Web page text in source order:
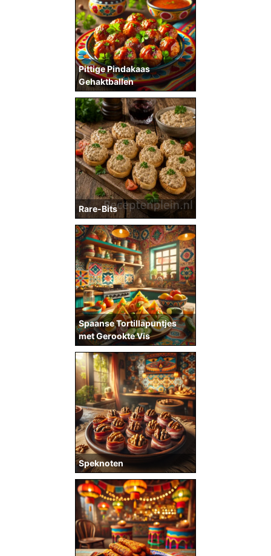
Pittige Pindakaas
Gehaktballen
Rare-Bits
Spaanse Tortillapuntjes
met Gerookte Vis
Speknoten